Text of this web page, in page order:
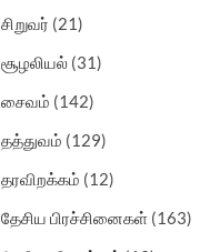
சிறுவர் (21)
சூழலியல் (31)
சைவம் (142)
தத்துவம் (129)
தரவிறக்கம் (12)
தேசிய பிரச்சினைகள் (163)